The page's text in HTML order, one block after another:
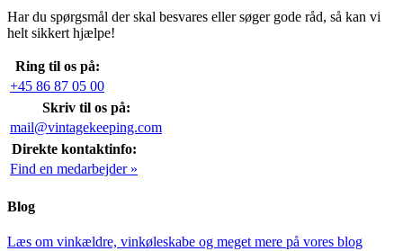
Har du spørgsmål der skal besvares eller søger gode råd, så kan vi
helt sikkert hjælpe!
Ring til os på:
+45 86 87 05 00
Skriv til os på:
mail@vintagekeeping.com
Direkte kontaktinfo:
Find en medarbejder »
Blog
Læs om vinkældre, vinkøleskabe og meget mere på vores blog